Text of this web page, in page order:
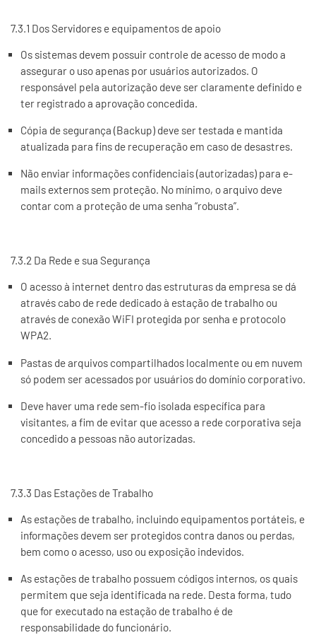
7.3.1 Dos Servidores e equipamentos de apoio
Os sistemas devem possuir controle de acesso de modo a
assegurar o uso apenas por usuários autorizados. O
responsável pela autorização deve ser claramente definido e
ter registrado a aprovação concedida.
Cópia de segurança (Backup) deve ser testada e mantida
atualizada para fins de recuperação em caso de desastres.
Não enviar informações confidenciais (autorizadas) para e-
mails externos sem proteção. No mínimo, o arquivo deve
contar com a proteção de uma senha “robusta”.
7.3.2 Da Rede e sua Segurança
O acesso à internet dentro das estruturas da empresa se dá
através cabo de rede dedicado à estação de trabalho ou
através de conexão WiFI protegida por senha e protocolo
WPA2.
Pastas de arquivos compartilhados localmente ou em nuvem
só podem ser acessados por usuários do domínio corporativo.
Deve haver uma rede sem-fio isolada específica para
visitantes, a fim de evitar que acesso a rede corporativa seja
concedido a pessoas não autorizadas.
7.3.3 Das Estações de Trabalho
As estações de trabalho, incluindo equipamentos portáteis, e
informações devem ser protegidos contra danos ou perdas,
bem como o acesso, uso ou exposição indevidos.
As estações de trabalho possuem códigos internos, os quais
permitem que seja identificada na rede. Desta forma, tudo
que for executado na estação de trabalho é de
responsabilidade do funcionário.